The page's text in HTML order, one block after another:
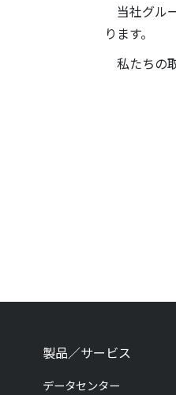
当社グル
ります。
私たちの
製品／サービス
データセンター